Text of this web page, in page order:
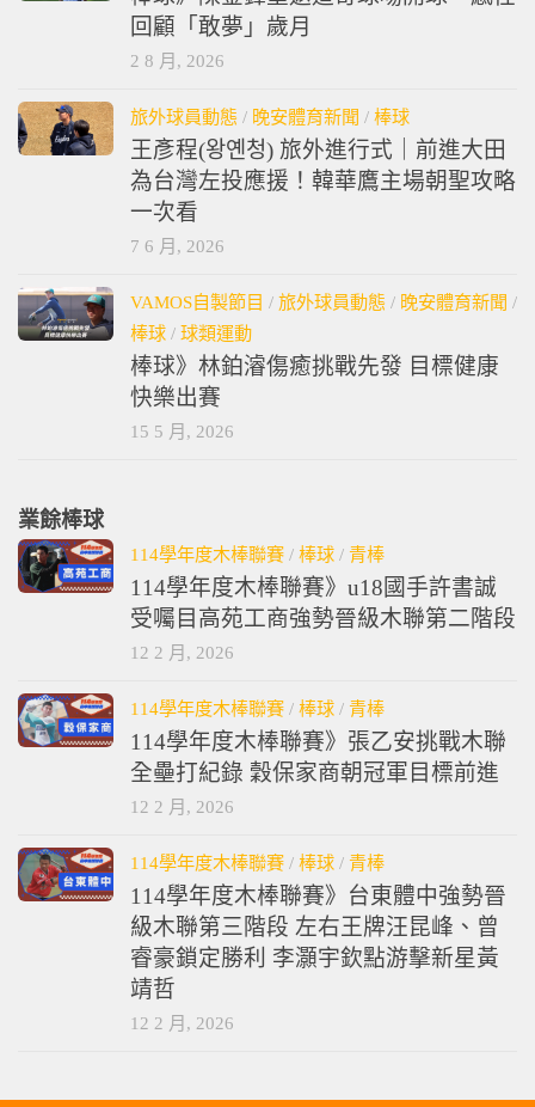
回顧「敢夢」歲月
2 8 月, 2026
旅外球員動態 / 晚安體育新聞 / 棒球
王彥程(왕옌청) 旅外進行式｜前進大田
為台灣左投應援！韓華鷹主場朝聖攻略
一次看
7 6 月, 2026
VAMOS自製節目 / 旅外球員動態 / 晚安體育新聞 /
棒球 / 球類運動
棒球》林鉑濬傷癒挑戰先發 目標健康
快樂出賽
15 5 月, 2026
業餘棒球
114學年度木棒聯賽 / 棒球 / 青棒
114學年度木棒聯賽》u18國手許書誠
受囑目高苑工商強勢晉級木聯第二階段
12 2 月, 2026
114學年度木棒聯賽 / 棒球 / 青棒
114學年度木棒聯賽》張乙安挑戰木聯
全壘打紀錄 穀保家商朝冠軍目標前進
12 2 月, 2026
114學年度木棒聯賽 / 棒球 / 青棒
114學年度木棒聯賽》台東體中強勢晉
級木聯第三階段 左右王牌汪昆峰、曾
睿豪鎖定勝利 李灝宇欽點游擊新星黃
靖哲
12 2 月, 2026